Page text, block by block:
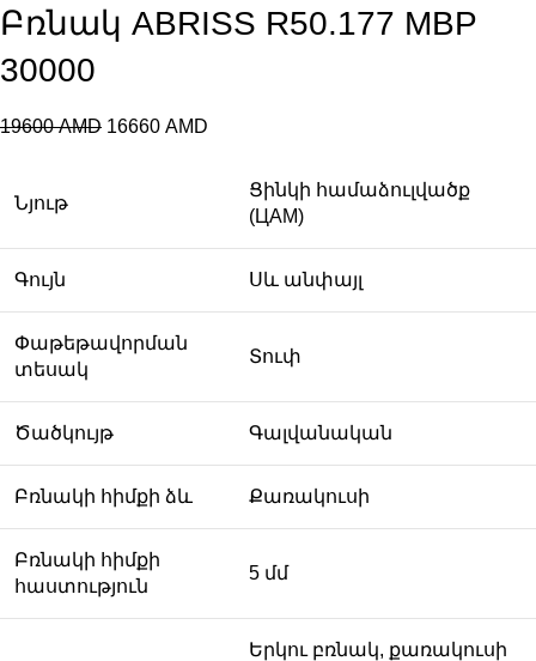
Բռնակ ABRISS R50.177 MBP
30000
19600AMD 16660 AMD
Նյութ
Ցինկի համաձուլվածք
(ЦАМ)
Գույն Սև անփայլ
Փաթեթավորման
տեսակ
Տուփ
Ծածկույթ Գալվանական
Բռնակի հիմքի ձև Քառակուսի
Բռնակի հիմքի
հաստություն
5 մմ
Երկու բռնակ, քառակուսի